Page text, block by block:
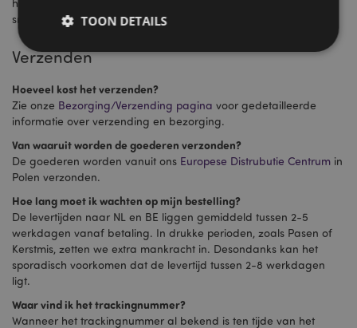
heeft verricht en ons dit laat weten, dan kunnen wij uw order
sneller doorsturen naar het magazijn.
Verzenden
Hoeveel kost het verzenden?
Zie onze Bezorging/Verzending pagina voor gedetailleerde
informatie over verzending en bezorging.
Van waaruit worden de goederen verzonden?
De goederen worden vanuit ons Europese Distrubutie Centrum in
Polen verzonden.
Hoe lang moet ik wachten op mijn bestelling?
De levertijden naar NL en BE liggen gemiddeld tussen 2-5
werkdagen vanaf betaling. In drukke perioden, zoals Pasen of
Kerstmis, zetten we extra mankracht in. Desondanks kan het
sporadisch voorkomen dat de levertijd tussen 2-8 werkdagen
ligt.
Waar vind ik het trackingnummer?
Wanneer het trackingnummer al bekend is ten tijde van het
TOON DETAILS
Strikt noodzakelijke
Functionaliteits
kernfunctionaliteit van de website mogelijk, zoals
gebruikersaanmelding en accountbeheer. Zonder
strikt noodzakelijke cookies kan de website niet
Naam
Provider
Domein
CookieScriptConsent
CookieScript
.puckator.nl